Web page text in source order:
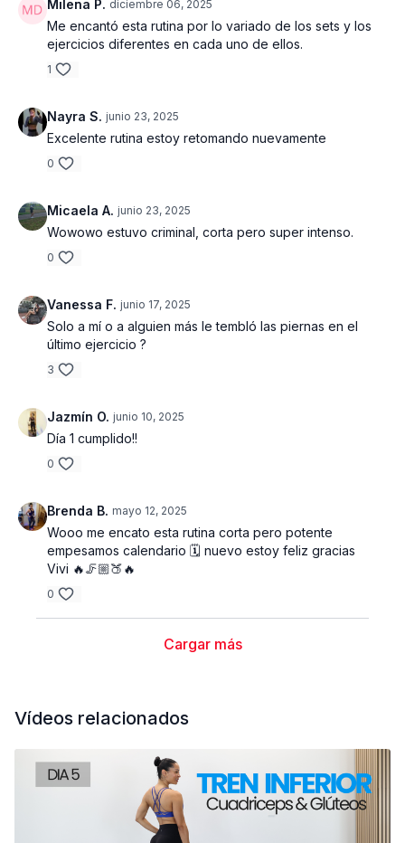
Milena P. diciembre 06, 2025
Me encantó esta rutina por lo variado de los sets y los
ejercicios diferentes en cada uno de ellos.
1
Nayra S. junio 23, 2025
Excelente rutina estoy retomando nuevamente
0
Micaela A. junio 23, 2025
Wowowo estuvo criminal, corta pero super intenso.
0
Vanessa F. junio 17, 2025
Solo a mí o a alguien más le tembló las piernas en el
último ejercicio ?
3
Jazmín O. junio 10, 2025
Día 1 cumplido!!
0
Brenda B. mayo 12, 2025
Wooo me encato esta rutina corta pero potente
empesamos calendario 🗓️ nuevo estoy feliz gracias
Vivi 🔥🦵🏼🍑🔥
0
Cargar más
Vídeos relacionados